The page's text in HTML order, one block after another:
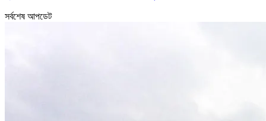
সর্বশেষ আপডেট